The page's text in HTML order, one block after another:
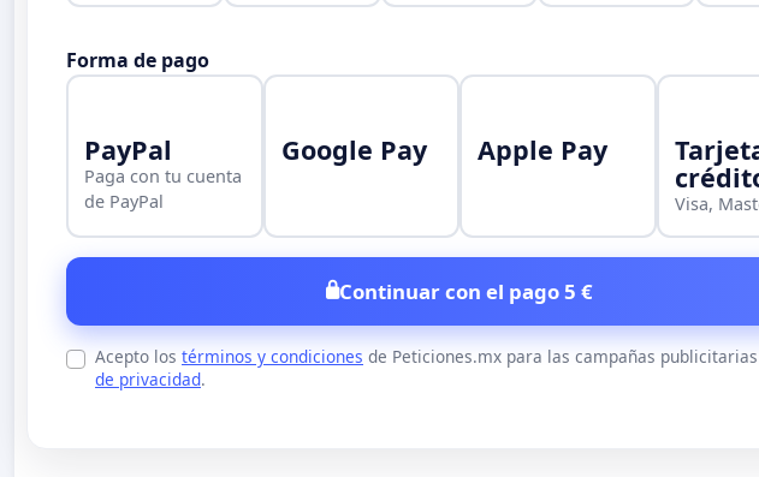
Forma de pago
PayPal
Paga con tu cuenta
de PayPal
Google Pay Apple Pay
Visa,
Continuar con el pago 5 €
Acepto los términos y condiciones de Peticiones.mx para las campañas
de privacidad.